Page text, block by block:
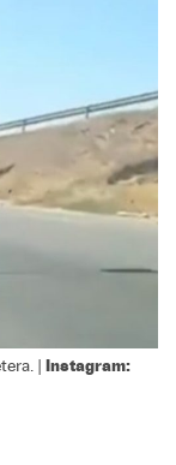
| Instagram: